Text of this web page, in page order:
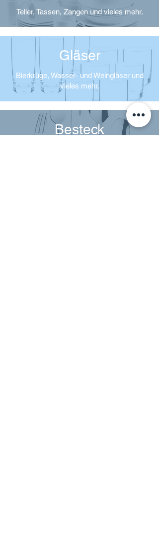
Teller, Tassen, Zangen und vieles mehr.
Gläser
Bierkrüge, Wasser- und Weingläser und
vieles mehr.
Besteck